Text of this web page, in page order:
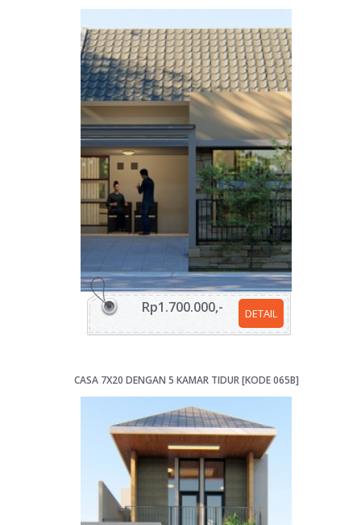
DETAIL
Rp1.700.000,-
CASA 7X20 DENGAN 5 KAMAR TIDUR [KODE 065B]